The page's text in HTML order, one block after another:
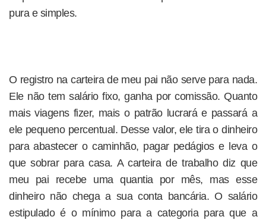
pura e simples.
O registro na carteira de meu pai não serve para nada.
Ele não tem salário fixo, ganha por comissão. Quanto
mais viagens fizer, mais o patrão lucrará e passará a
ele pequeno percentual. Desse valor, ele tira o dinheiro
para abastecer o caminhão, pagar pedágios e leva o
que sobrar para casa. A carteira de trabalho diz que
meu pai recebe uma quantia por mês, mas esse
dinheiro não chega a sua conta bancária. O salário
estipulado é o mínimo para a categoria para que a